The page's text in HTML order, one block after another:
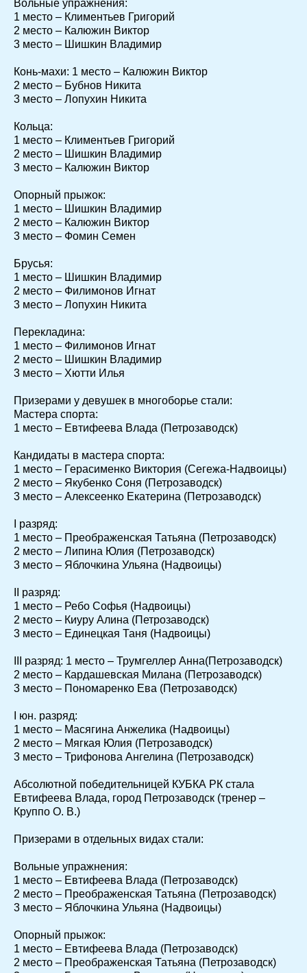
Вольные упражнения:
1 место – Климентьев Григорий
2 место – Калюжин Виктор
3 место – Шишкин Владимир
Конь-махи: 1 место – Калюжин Виктор
2 место – Бубнов Никита
3 место – Лопухин Никита
Кольца:
1 место – Климентьев Григорий
2 место – Шишкин Владимир
3 место – Калюжин Виктор
Опорный прыжок:
1 место – Шишкин Владимир
2 место – Калюжин Виктор
3 место – Фомин Семен
Брусья:
1 место – Шишкин Владимир
2 место – Филимонов Игнат
3 место – Лопухин Никита
Перекладина:
1 место – Филимонов Игнат
2 место – Шишкин Владимир
3 место – Хютти Илья
Призерами у девушек в многоборье стали:
Мастера спорта:
1 место – Евтифеева Влада (Петрозаводск)
Кандидаты в мастера спорта:
1 место – Герасименко Виктория (Сегежа-Надвоицы)
2 место – Якубенко Соня (Петрозаводск)
3 место – Алексеенко Екатерина (Петрозаводск)
I разряд:
1 место – Преображенская Татьяна (Петрозаводск)
2 место – Липина Юлия (Петрозаводск)
3 место – Яблочкина Ульяна (Надвоицы)
II разряд:
1 место – Ребо Софья (Надвоицы)
2 место – Киуру Алина (Петрозаводск)
3 место – Единецкая Таня (Надвоицы)
III разряд: 1 место – Трумгеллер Анна(Петрозаводск)
2 место – Кардашевская Милана (Петрозаводск)
3 место – Пономаренко Ева (Петрозаводск)
I юн. разряд:
1 место – Масягина Анжелика (Надвоицы)
2 место – Мягкая Юлия (Петрозаводск)
3 место – Трифонова Ангелина (Петрозаводск)
Абсолютной победительницей КУБКА РК стала
Евтифеева Влада, город Петрозаводск (тренер –
Круппо О. В.)
Призерами в отдельных видах стали:
Вольные упражнения:
1 место – Евтифеева Влада (Петрозаводск)
2 место – Преображенская Татьяна (Петрозаводск)
3 место – Яблочкина Ульяна (Надвоицы)
Опорный прыжок:
1 место – Евтифеева Влада (Петрозаводск)
2 место – Преображенская Татьяна (Петрозаводск)